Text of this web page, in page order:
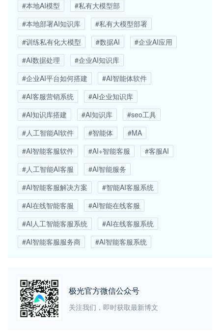
#本地AI模型
#私有大模型部
#本地部署AI知识库
#私有大模型部署
#训练私有化大模型
#数据AI
#企业AI应用
#AI数据处理
#企业AI知识库
#企业AI平台如何搭建
#AI智能体软件
#AI客服营销系统
#AI企业知识库
#AI知识库搭建
#AI知识库
#seo工具
#人工智能AI软件
#智能体
#MA
#AI智能客服软件
#AI+智能客服
#客服AI
#人工智能AI客服
#AI智能服务
#AI智能客服解决方案
#智能AI客服系统
#AI在线智能客服
#AI智能在线客服
#AI人工智能客服系统
#AI在线客服系统
#AI智能客服服务商
#AI智能客服系统
极光官方微信公众号
关注我们，即时获取最新博文